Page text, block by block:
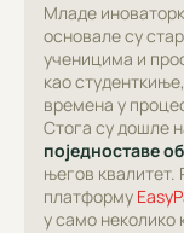
Младе
основале су
ученицима и
као
времена у
Стога су дошле
поједноставе
његов квалитет.
платформу
у само неколико